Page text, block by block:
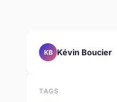
KB Kévin Boucier
TAGS